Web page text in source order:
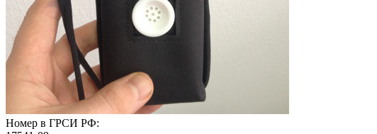
Номер в ГРСИ РФ: